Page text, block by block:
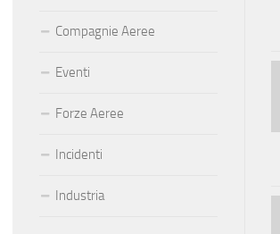
Compagnie Aeree
Eventi
Forze Aeree
Incidenti
Industria